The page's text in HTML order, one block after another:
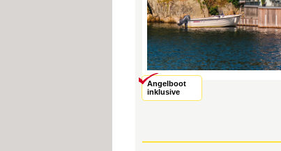
Angelboot
inklusive